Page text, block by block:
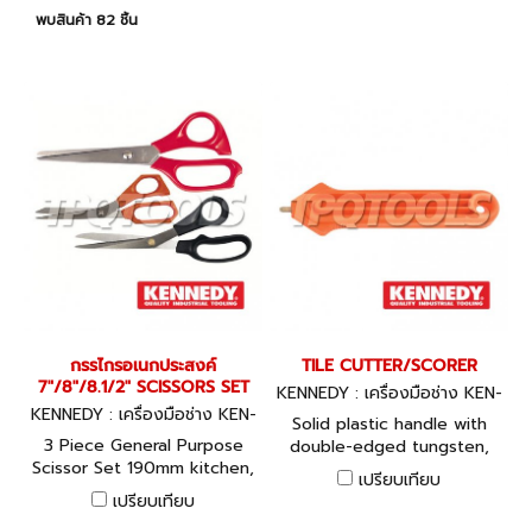
พบสินค้า 82 ชิ้น
กรรไกรอเนกประสงค์
7"/8"/8.1/2" SCISSORS SET
KENNEDY : เครื่องมือช่าง KEN-
533-3700K
3 Piece General Purpose
Scissor Set 190mm kitchen,
205mm heavy-duty and
215mm household.
เปรียบเทียบ
TILE CUTTER/SCORER
KENNEDY : เครื่องมือช่าง KEN-
533-2050K
Solid plastic handle with
double-edged tungsten,
extra hard, carbide cutting
tip.
เปรียบเทียบ